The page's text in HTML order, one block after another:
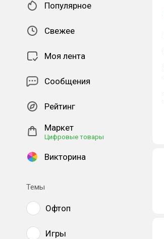
Популярное
Свежее
Моя лента
Сообщения
Рейтинг
Маркет
Цифровые товары
Викторина
Темы
Офтоп
Игры